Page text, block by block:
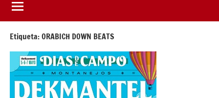
Etiqueta:ORABICH DOWN BEATS